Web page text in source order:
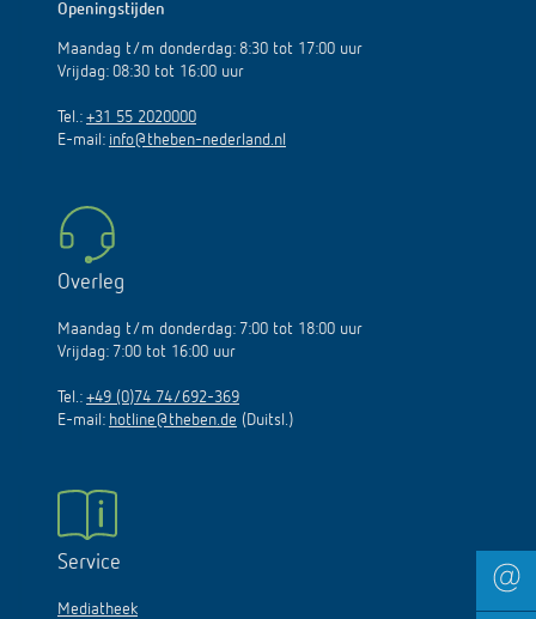
Openingstijden
Maandag t/m donderdag: 8:30 tot 17:00 uur
Vrijdag: 08:30 tot 16:00 uur
Tel.: +31 55 2020000
E-mail: info@theben-nederland.nl
Overleg
Maandag t/m donderdag: 7:00 tot 18:00 uur
Vrijdag: 7:00 tot 16:00 uur
Tel.: +49 (0)74 74/692-369
E-mail: hotline@theben.de (Duitsl.)
Service
Mediatheek